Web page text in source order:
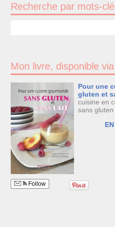
Recherche par mots-
Mon livre, disponible
Pour une
gluten et
cuisine en
sans
Follow